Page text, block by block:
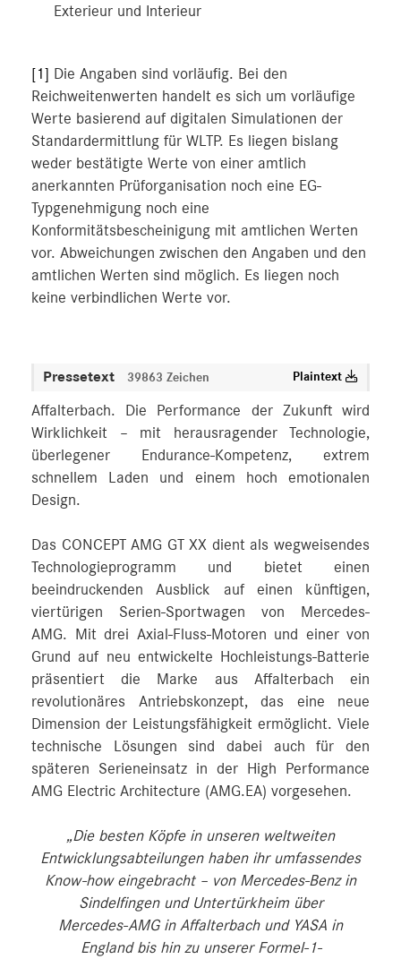
Exterieur und Interieur
[1] Die Angaben sind vorläufig. Bei den
Reichweitenwerten handelt es sich um vorläufige
Werte basierend auf digitalen Simulationen der
Standardermittlung für WLTP. Es liegen bislang
weder bestätigte Werte von einer amtlich
anerkannten Prüforganisation noch eine EG-
Typgenehmigung noch eine
Konformitätsbescheinigung mit amtlichen Werten
vor. Abweichungen zwischen den Angaben und den
amtlichen Werten sind möglich. Es liegen noch
keine verbindlichen Werte vor.
Pressetext 39863 Zeichen Plaintext
Affalterbach. Die Performance der Zukunft wird
Wirklichkeit – mit herausragender Technologie,
überlegener Endurance-Kompetenz, extrem
schnellem Laden und einem hoch emotionalen
Design.
Das CONCEPT AMG GT XX dient als wegweisendes
Technologieprogramm und bietet einen
beeindruckenden Ausblick auf einen künftigen,
viertürigen Serien-Sportwagen von Mercedes-
AMG. Mit drei Axial-Fluss-Motoren und einer von
Grund auf neu entwickelte Hochleistungs-Batterie
präsentiert die Marke aus Affalterbach ein
revolutionäres Antriebskonzept, das eine neue
Dimension der Leistungsfähigkeit ermöglicht. Viele
technische Lösungen sind dabei auch für den
späteren Serieneinsatz in der High Performance
AMG Electric Architecture (AMG.EA) vorgesehen.
„Die besten Köpfe in unseren weltweiten
Entwicklungsabteilungen haben ihr umfassendes
Know-how eingebracht – von Mercedes‑Benz in
Sindelfingen und Untertürkheim über
Mercedes‑AMG in Affalterbach und YASA in
England bis hin zu unserer Formel‑1-